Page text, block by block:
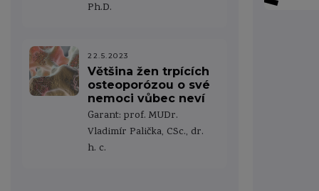
Ph.D.
22.5.2023
Většina žen trpících
osteoporózou o své
nemoci vůbec neví
Garant: prof. MUDr.
Vladimír Palička, CSc., dr.
h. c.